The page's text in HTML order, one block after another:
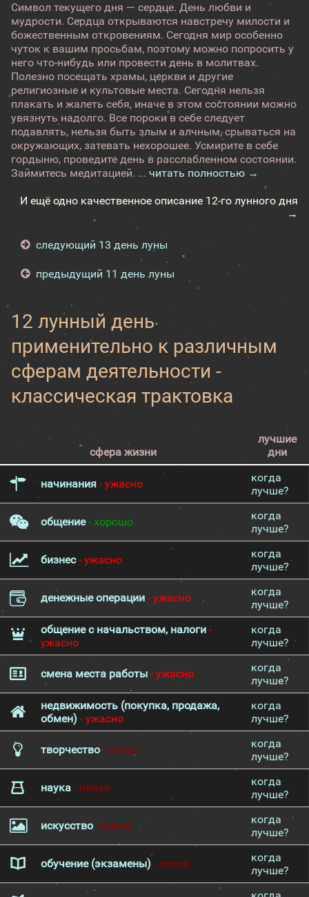
Символ текущего дня — сердце. День любви и
мудрости. Сердца открываются навстречу милости и
божественным откровениям. Сегодня мир особенно
чуток к вашим просьбам, поэтому можно попросить у
него что-нибудь или провести день в молитвах.
Полезно посещать храмы, церкви и другие
религиозные и культовые места. Сегодня нельзя
плакать и жалеть себя, иначе в этом состоянии можно
увязнуть надолго. Все пороки в себе следует
подавлять, нельзя быть злым и алчным, срываться на
окружающих, затевать нехорошее. Усмирите в себе
гордыню, проведите день в расслабленном состоянии.
Займитесь медитацией. ... читать полностью →
И ещё одно качественное описание 12-го лунного дня
→
следующий 13 день луны
предыдущий 11 день луны
12 лунный день
применительно к различным
сферам деятельности -
классическая трактовка
сфера жизни
лучшие
дни
начинания - ужасно
когда
лучше?
общение- хорошо
когда
лучше?
бизнес- ужасно
когда
лучше?
денежные операции - ужасно
когда
лучше?
общение с начальством, налоги -
ужасно
когда
лучше?
смена места работы - ужасно
когда
лучше?
недвижимость (покупка, продажа,
обмен) - ужасно
когда
лучше?
творчество - плохо
когда
лучше?
наука - плохо
когда
лучше?
искусство - плохо
когда
лучше?
обучение (экзамены) - плохо
когда
лучше?